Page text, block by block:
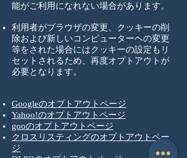
能がご利用になれない場合があります。
利用者がブラウザの変更、クッキーの削
除および新しいコンピューターヘの変更
等をされた場合にはクッキーの設定もリ
セットされるため、再度オプトアウトが
必要となります。
Googleのオプトアウトページ
Yahoo!のオプトアウトページ
gooのオプトアウトページ
クロスリスティングのオプトアウトペー
ジ